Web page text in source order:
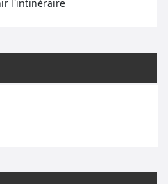
l'intinéraire